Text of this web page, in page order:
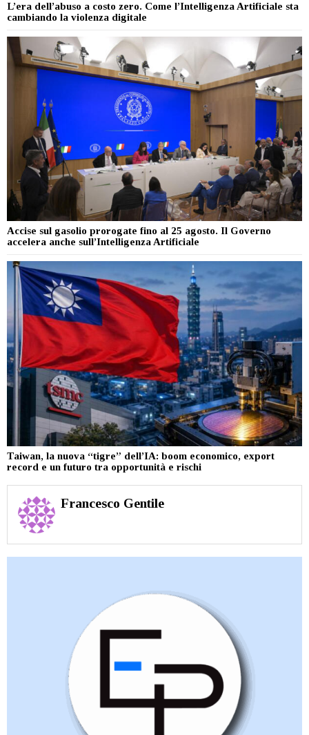
L’era dell’abuso a costo zero. Come l’Intelligenza Artificiale sta
cambiando la violenza digitale
Accise sul gasolio prorogate fino al 25 agosto. Il Governo
accelera anche sull’Intelligenza Artificiale
Taiwan, la nuova “tigre” dell’IA: boom economico, export
record e un futuro tra opportunità e rischi
Francesco Gentile